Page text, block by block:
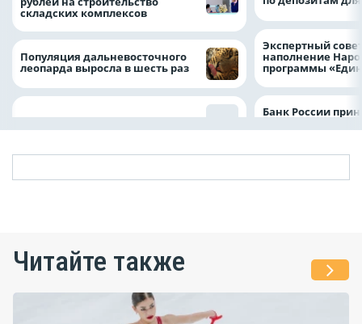
складских комплексов
Популяция дальневосточного
леопарда выросла в шесть раз
Экспертный
наполнение
программы
Банк России
Читайте также